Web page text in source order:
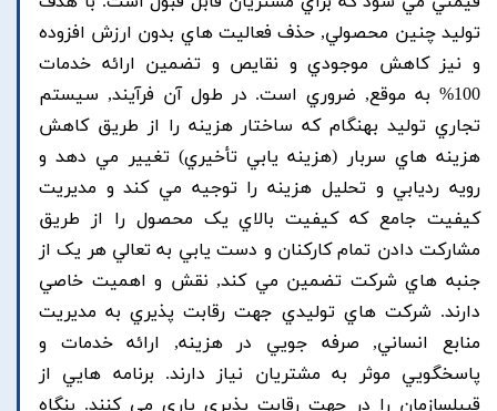
توليد چنين محصولي, حذف فعاليت هاي بدون ارزش افزوده
و نيز کاهش موجودي و نقايص و تضمين ارائه خدمات
100% به موقع, ضروري است. در طول آن فرآيند, سيستم
تجاري توليد بهنگام که ساختار هزينه را از طريق کاهش
هزينه هاي سربار (هزينه يابي تأخيري) تغيير مي دهد و
رويه رديابي و تحليل هزينه را توجيه مي کند و مديريت
کيفيت جامع که کيفيت بالاي يک محصول را از طريق
مشارکت دادن تمام کارکنان و دست يابي به تعالي هر يک از
جنبه هاي شرکت تضمين مي کند, نقش و اهميت خاصي
دارند. شرکت هاي توليدي جهت رقابت پذيري به مديريت
منابع انساني, صرفه جويي در هزينه, ارائه خدمات و
پاسخگويي موثر به مشتريان نياز دارند. برنامه هايي از
قبيلسازمان را در جهت رقابت پذيري ياري مي کنند. بنگاه